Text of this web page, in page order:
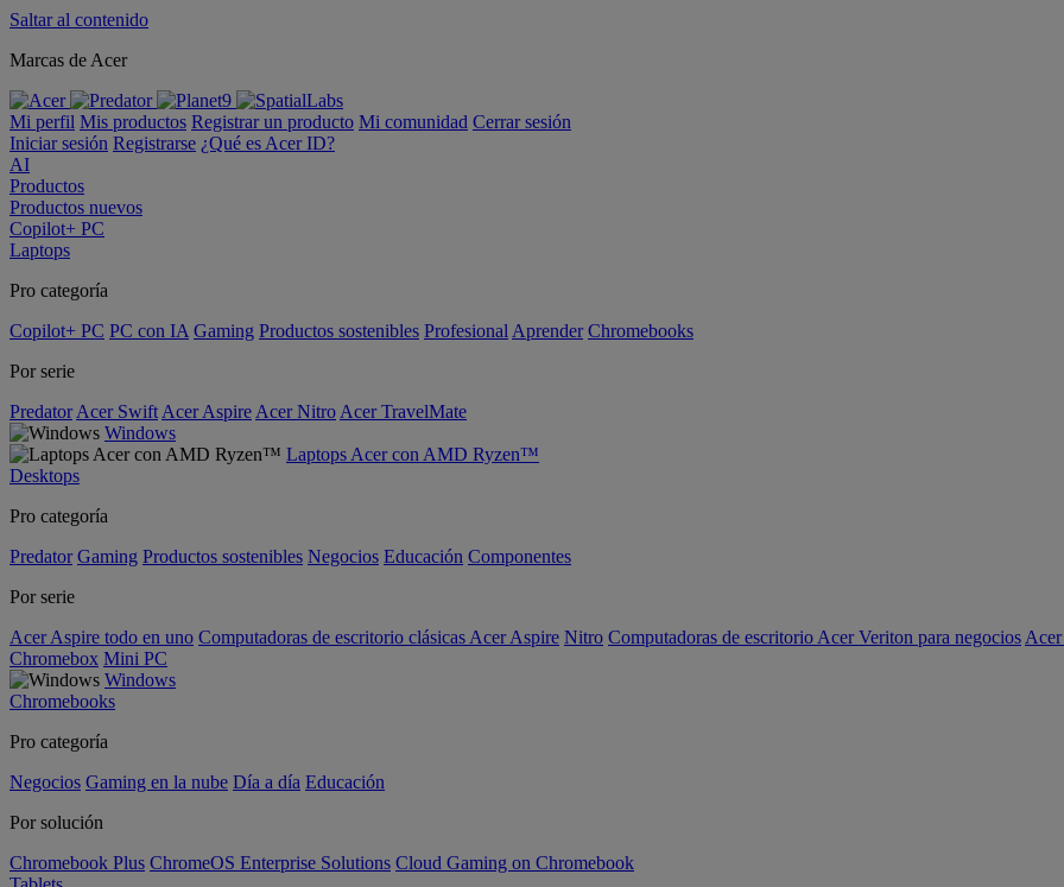
Saltar al contenido
Marcas de Acer
Mi perfil Mis productos Registrar un producto Mi comunidad Cerrar sesión
Iniciar sesión Registrarse ¿Qué es Acer ID?
AI
Productos
Productos nuevos
Copilot+ PC
Laptops
Pro categoría
Copilot+ PC PC con IA Gaming Productos sostenibles Profesional Aprender Chromebooks
Por serie
Predator Acer Swift Acer Aspire Acer Nitro Acer TravelMate
Windows
Laptops Acer con AMD Ryzen™
Desktops
Pro categoría
Predator Gaming Productos sostenibles Negocios Educación Componentes
Por serie
Acer Aspire todo en uno Computadoras de escritorio clásicas Acer Aspire Nitro Computadoras de escritorio Acer Veriton para negocios
Chromebox Mini PC
Windows
Chromebooks
Pro categoría
Negocios Gaming en la nube Día a día Educación
Por solución
Chromebook Plus ChromeOS Enterprise Solutions Cloud Gaming on Chromebook